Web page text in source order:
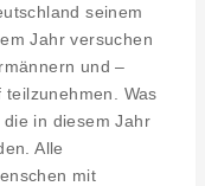
seinem
Jahr versuchen
und –
Was
in diesem Jahr
Alle
mit